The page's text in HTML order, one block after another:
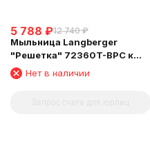
5 788 ₽12 740 ₽
Мыльница Langberger
"Решетка" 72360T-BPC к
стене двойная глубокая
чёрная
Нет в наличии